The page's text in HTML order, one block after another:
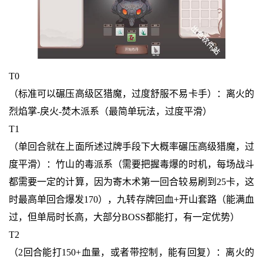
T0
（标准可以碾压高级区猎魔，过度舒服不易卡手）：离火的
烈焰掌-戾火-焚木派系（最简单玩法，过度平滑）
T1
（单回合就在上面所述过牌手段下大概率碾压高级猎魔，过
度平滑）：竹山的毒派系（需要把握毒爆的时机，每场战斗
都需要一定的计算，因为寄木术第一回合较易刷到25卡，这
时最高单回合爆发170），九转存牌回血+开山套路（能满血
过，但单局时长高，大部分BOSS都能打，有一定优势）
T2
（2回合能打150+血量，或者带控制，能有回复）：离火的